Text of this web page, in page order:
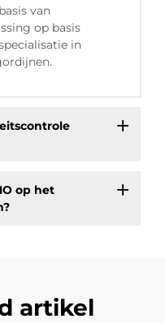
van
op basis
in
op het
artikel